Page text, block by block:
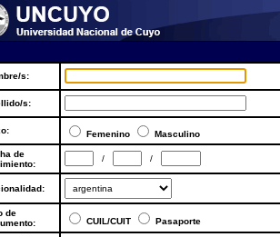
s:
s:
Femenino
Masculino
de
/ /
de
CUIL/CUIT Pasaporte